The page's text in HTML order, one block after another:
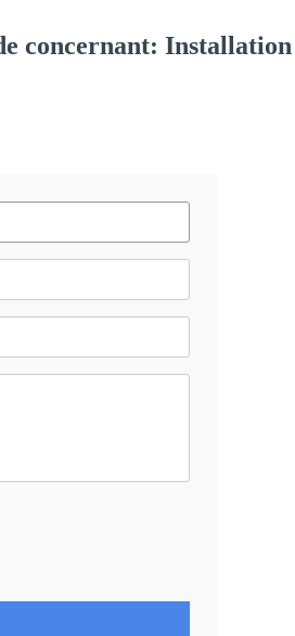
concernant: Installation